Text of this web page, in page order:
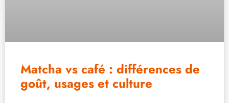
Matcha vs café : différences de
goût, usages et culture